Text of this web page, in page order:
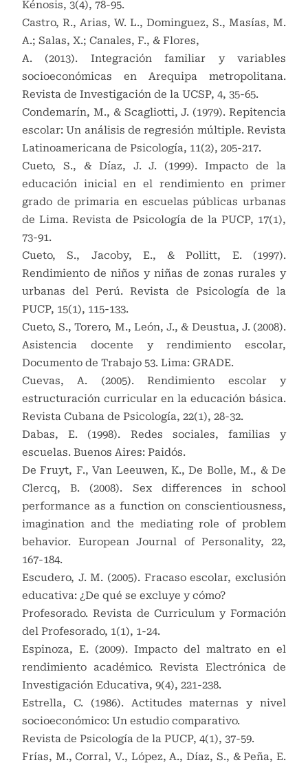
Kénosis, 3(4), 78-95.
Castro, R., Arias, W. L., Dominguez, S., Masías, M.
A.; Salas, X.; Canales, F., & Flores,
A. (2013). Integración familiar y variables
socioeconómicas en Arequipa metropolitana.
Revista de Investigación de la UCSP, 4, 35-65.
Condemarín, M., & Scagliotti, J. (1979). Repitencia
escolar: Un análisis de regresión múltiple. Revista
Latinoamericana de Psicología, 11(2), 205-217.
Cueto, S., & Díaz, J. J. (1999). Impacto de la
educación inicial en el rendimiento en primer
grado de primaria en escuelas públicas urbanas
de Lima. Revista de Psicología de la PUCP, 17(1),
73-91.
Cueto, S., Jacoby, E., & Pollitt, E. (1997).
Rendimiento de niños y niñas de zonas rurales y
urbanas del Perú. Revista de Psicología de la
PUCP, 15(1), 115-133.
Cueto, S., Torero, M., León, J., & Deustua, J. (2008).
Asistencia docente y rendimiento escolar,
Documento de Trabajo 53. Lima: GRADE.
Cuevas, A. (2005). Rendimiento escolar y
estructuración curricular en la educación básica.
Revista Cubana de Psicología, 22(1), 28-32.
Dabas, E. (1998). Redes sociales, familias y
escuelas. Buenos Aires: Paidós.
De Fruyt, F., Van Leeuwen, K., De Bolle, M., & De
Clercq, B. (2008). Sex differences in school
performance as a function on conscientiousness,
imagination and the mediating role of problem
behavior. European Journal of Personality, 22,
167-184.
Escudero, J. M. (2005). Fracaso escolar, exclusión
educativa: ¿De qué se excluye y cómo?
Profesorado. Revista de Curriculum y Formación
del Profesorado, 1(1), 1-24.
Espinoza, E. (2009). Impacto del maltrato en el
rendimiento académico. Revista Electrónica de
Investigación Educativa, 9(4), 221-238.
Estrella, C. (1986). Actitudes maternas y nivel
socioeconómico: Un estudio comparativo.
Revista de Psicología de la PUCP, 4(1), 37-59.
Frías, M., Corral, V., López, A., Díaz, S., & Peña, E.